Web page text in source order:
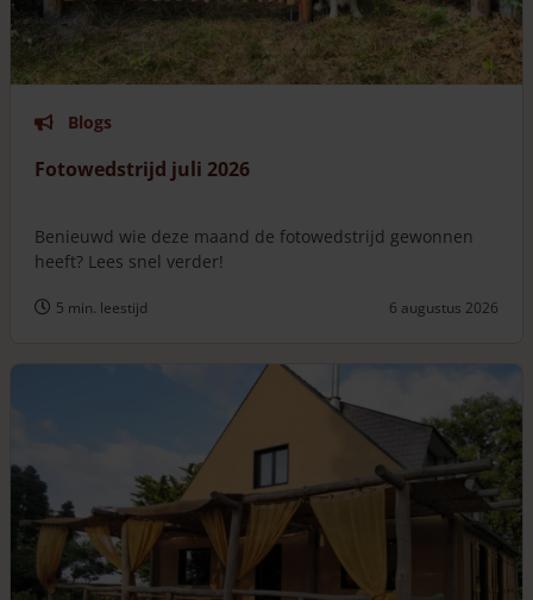
Blogs
Fotowedstrijd juli 2026
Benieuwd wie deze maand de fotowedstrijd gewonnen
heeft? Lees snel verder!
5 min. leestijd 6 augustus 2026